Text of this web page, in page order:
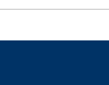
baltos ir turkio